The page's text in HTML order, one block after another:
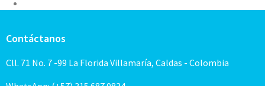
Contáctanos
Cll. 71 No. 7 -99 La Florida Villamaría, Caldas - Colombia